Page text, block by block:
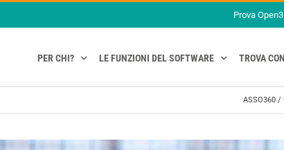
Prova
PER CHI? LE FUNZIONI DEL SOFTWARE TROVA
ASSO360 /